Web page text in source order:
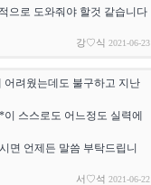
으로 도와줘야 할것 같습니다
강♡식 2021-06-23
려웠는데도 불구하고 지난
스스로도 어느정도 실력에
면 언제든 말씀 부탁드립니
서♡석 2021-06-22